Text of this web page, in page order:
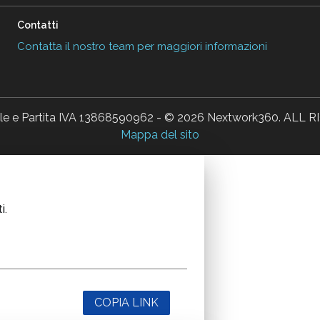
Contatti
Contatta il nostro team per maggiori informazioni
e Partita IVA 13868590962 - © 2026 Nextwork360. ALL
Mappa del sito
COPIA LINK